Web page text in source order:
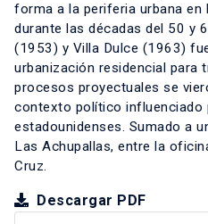
forma a la periferia urbana en
durante las décadas del 50 y
(1953) y Villa Dulce (1963)
urbanización residencial para
procesos proyectuales se
contexto político influenciado
estadounidenses. Sumado a
Las Achupallas, entre la
Cruz.
Descargar PDF